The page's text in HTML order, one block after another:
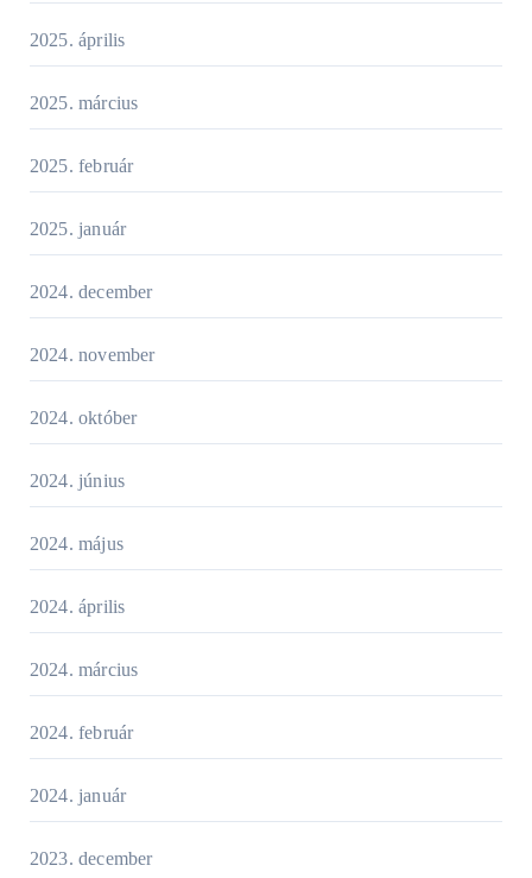
2025. április
2025. március
2025. február
2025. január
2024. december
2024. november
2024. október
2024. június
2024. május
2024. április
2024. március
2024. február
2024. január
2023. december